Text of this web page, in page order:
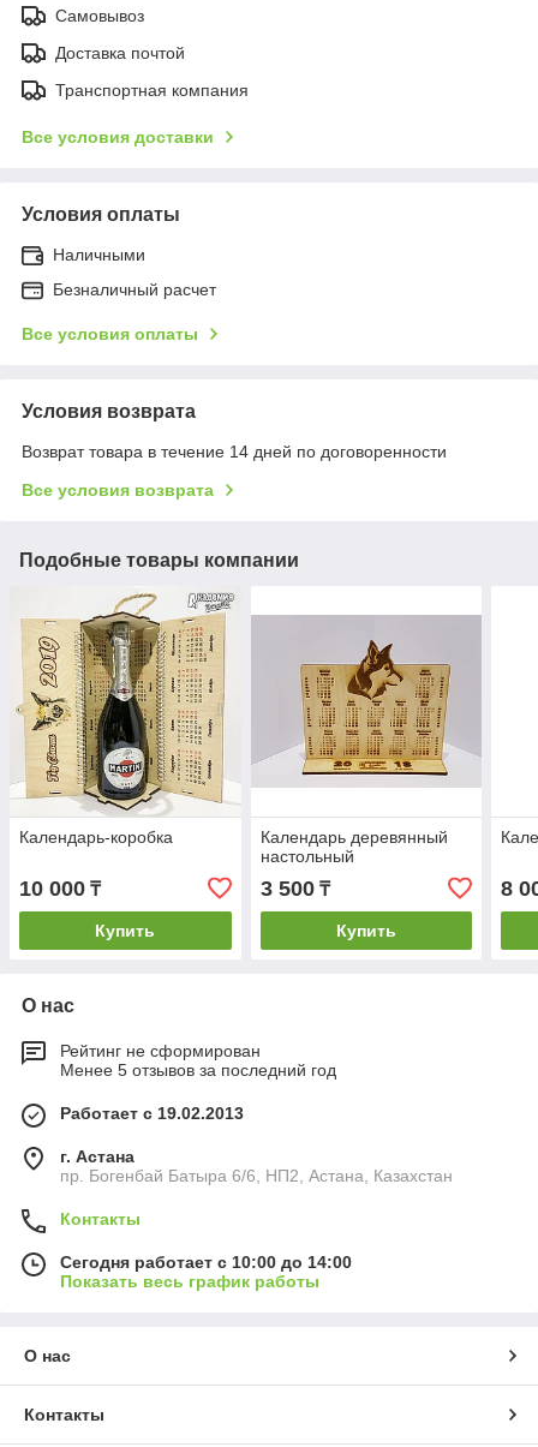
Самовывоз
Доставка почтой
Транспортная компания
Все условия доставки
Условия оплаты
Наличными
Безналичный расчет
Все условия оплаты
Условия возврата
Возврат товара в течение 14 дней по договоренности
Все условия возврата
Подобные товары компании
Календарь-коробка
10 000 ₸
Купить
Календарь деревянный
настольный
3 500₸
Купить
8
О нас
Рейтинг не сформирован
Менее 5 отзывов за последний год
Работает с 19.02.2013
г. Астана
пр. Богенбай Батыра 6/6, НП2, Астана, Казахстан
Контакты
Сегодня работает с 10:00 до 14:00
Показать весь график работы
О нас
Контакты